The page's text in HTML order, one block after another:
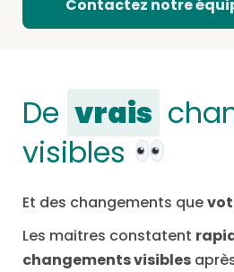
Contactez notre
De vrais
visibles
Et des changements que
Les maitres constatent
changements visibles